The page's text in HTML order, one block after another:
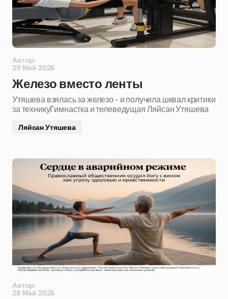
Автор:
29 Май 2026
Железо вместо ленты
Утяшева взялась за железо - и получила шквал критики
за техникуГимнастка и телеведущая Ляйсан Утяшева
Ляйсан Утяшева
Автор:
28 Май 2026